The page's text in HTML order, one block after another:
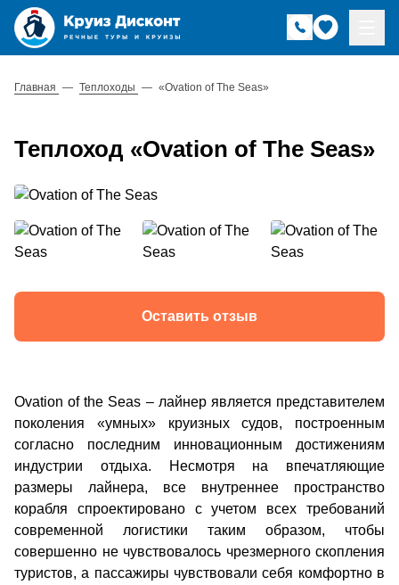
Главная — Теплоходы — «Ovation of The Seas»
Теплоход «Ovation of The Seas»
Оставить отзыв
Ovation of the Seas – лайнер является представителем
поколения «умных» круизных судов, построенным
согласно последним инновационным достижениям
индустрии отдыха. Несмотря на впечатляющие
размеры лайнера, все внутреннее пространство
корабля спроектировано с учетом всех требований
современной логистики таким образом, чтобы
совершенно не чувствовалось чрезмерного скопления
туристов, а пассажиры чувствовали себя комфортно в